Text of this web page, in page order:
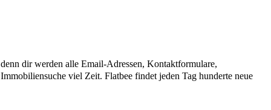
dir werden alle Email-Adressen, Kontaktformulare,
viel Zeit. Flatbee findet jeden Tag hunderte neue